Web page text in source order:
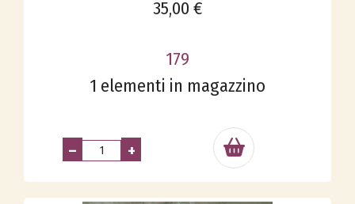
35,00 €
179
1 elementi in magazzino
– +